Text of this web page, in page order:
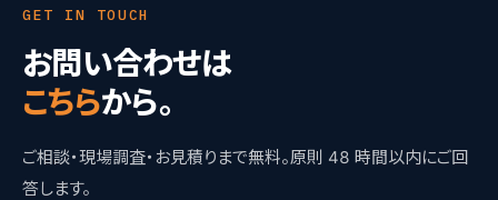
GET IN TOUCH
お問い合わせは
こちらから。
ご相談・現場調査・お見積りまで無料。原則 48 時間以内にご回
答します。